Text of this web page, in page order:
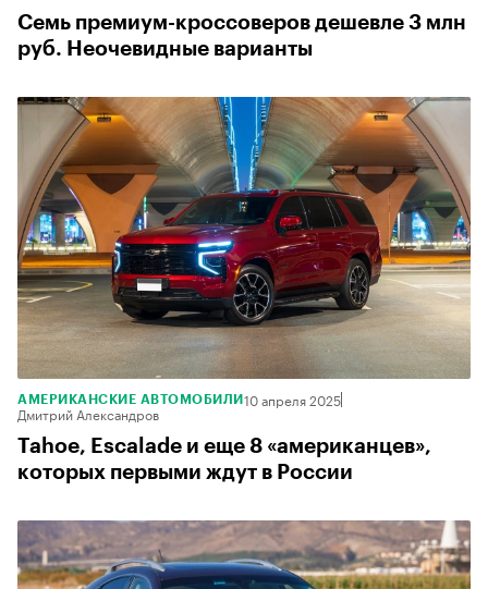
Семь премиум-кроссоверов дешевле 3 млн
руб. Неочевидные варианты
АМЕРИКАНСКИЕ АВТОМОБИЛИ 10 апреля 2025
Дмитрий Александров
Tahoe, Escalade и еще 8 «американцев»,
которых первыми ждут в России